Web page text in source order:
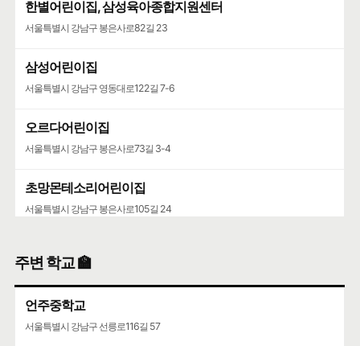
한별어린이집, 삼성육아종합지원센터
서울특별시 강남구 봉은사로82길 23
삼성어린이집
서울특별시 강남구 영동대로122길 7-6
오르다어린이집
서울특별시 강남구 봉은사로73길 3-4
초망몬테소리어린이집
서울특별시 강남구 봉은사로105길 24
서울특별시 강남구 압구정로77길 28
주변 학교 🏫
언주중학교
서울특별시 강남구 선릉로116길 57